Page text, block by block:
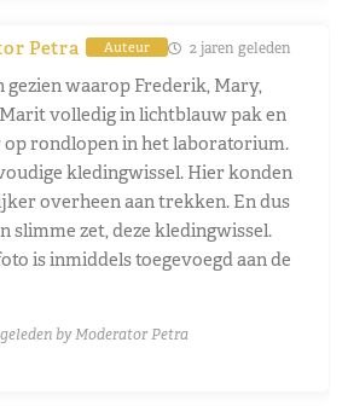
Petra Auteur 2 jaren geleden
gezien waarop Frederik, Mary,
volledig in lichtblauw pak en
rondlopen in het laboratorium.
kledingwissel. Hier konden
overheen aan trekken. En dus
slimme zet, deze kledingwissel.
is inmiddels toegevoegd aan de
by Moderator Petra